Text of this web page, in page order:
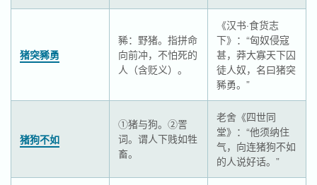
猪突豨勇
豨：野猪。指拼命
向前冲，不怕死的
人（含贬义）。
《汉书·食货志
下》：“匈奴侵寇
甚，莽大寡天下囚
徒人奴，名曰猪突
豨勇。”
猪狗不如
①猪与狗。②詈
词。谓人下贱如牲
畜。
老舍《四世同
堂》：“他须纳住
气，向连猪狗不如
的人说好话。”